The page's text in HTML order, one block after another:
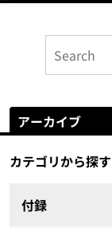
アーカイブ
カテゴリから探す
付録